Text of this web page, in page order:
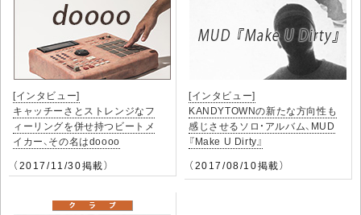
[インタビュー]
キャッチーさとストレンジなフ
ィーリングを併せ持つビートメ
イカー、その名はdoooo
（2017/11/30掲載）
[インタビュー]
KANDYTOWNの新たな方向性も
感じさせるソロ・アルバム、MUD
『Make U Dirty』
（2017/08/10掲載）